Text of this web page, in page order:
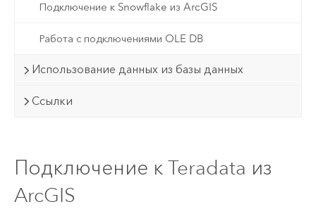
Подключение к Snowflake из ArcGIS
Работа с подключениями OLE DB
Использование данных из базы данных
Ссылки
Подключение к Teradata из
ArcGIS